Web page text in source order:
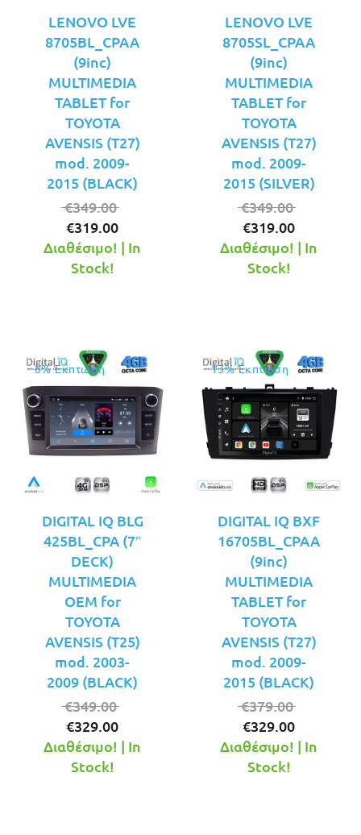
LENOVO LVE
8705BL_CPAA
(9inc)
MULTIMEDIA
TABLET for
TOYOTA
AVENSIS (T27)
mod. 2009-
2015 (BLACK)
€349.00
was:
€319.00
τρέχουσα
Διαθέσιμο! | In
Stock!
LENOVO LVE
8705SL_CPAA
(9inc)
MULTIMEDIA
TABLET for
TOYOTA
AVENSIS (T27)
mod. 2009-
2015 (SILVER)
€349.00
was:
€319.00
τρέχουσα
Διαθέσιμο! | In
Stock!
6% Έκπτωση
DIGITAL IQ BLG
425BL_CPA (7″
DECK)
MULTIMEDIA
OEM for
TOYOTA
AVENSIS (T25)
mod. 2003-
2009 (BLACK)
€349.00
was:
€329.00
τρέχουσα
Διαθέσιμο! | In
Stock!
13% Έκπτωση
DIGITAL IQ BXF
16705BL_CPAA
(9inc)
MULTIMEDIA
TABLET for
TOYOTA
AVENSIS (T27)
mod. 2009-
2015 (BLACK)
€379.00
was:
€329.00
τρέχουσα
Διαθέσιμο! | In
Stock!